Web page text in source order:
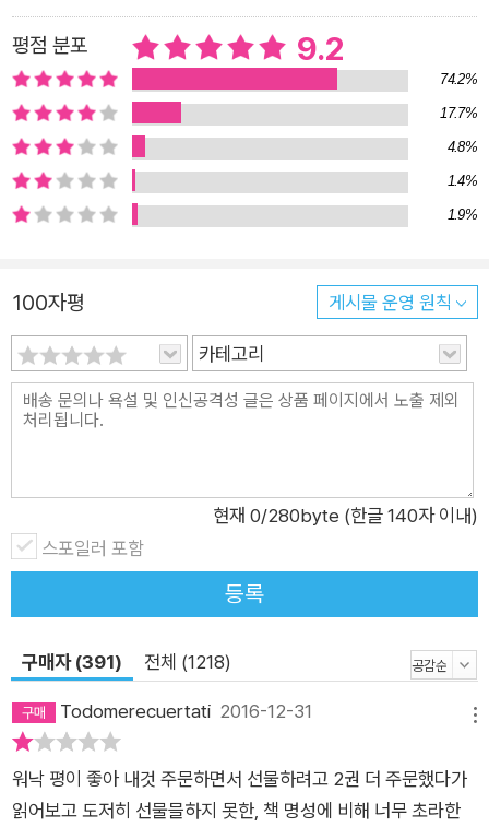
직장인 A. 그에게는 고민이 하나 있는데, 바로 어릴 때부터 성격
이 어두워 사람들과 쉽게 친해지지 못하는 것. 그런 탓에 친구도
얼마 없다. 직장생활은 그럭저럭 잘하고 있다고 생각하지만, 회식
자리나 외부 미팅 등 익숙지 않은 자리에만 가면 이러한 성격이
그대로 드러나는 것이 문제다. 언제까지 다른 사람들과의 관계 때
문에 전전긍긍하며 살아야 할까. 이런 A의 고민에 “성격은 타고
난 것도 아니고, 바꿀 수 없는 것도 아닌, 본인이 원해서 선택한
것이다”라고 답변을 한 괴짜 철학자가 있다. 철학자에 의하면 사
는 말한다. “우리는 어린 시절의 일들을 모두 기억하지 못하고,
단지 열 살 전후로 자신의 생활양식을 결정할 뿐이다. 그 생활양
식이 자유롭지 못하고 어딘가 불편하다고 느껴도 쉽게 바꾸지 못
하는 까닭은 그로 인해 올 변화가 두렵기 때문이다”라고. 그런데
우리는 모두 변화를 원한다. 지금보다 더 자유로운 삶, 지금보다
“내가 이렇게 된 것 다 걔 때문이야”, “좀 더 부자인 집에서 태어
났더라면 이렇게 살고 있지는 않을 텐데”, “요 몇 년간만 참고 견
디면 좋은 날이 올 거야”라는 식으로 과거를 탓하거나 지금 해야
할 일들을 미루지는 않았는지 말이다. 철학자는 말한다. “인간은
변할 수 있고, 누구나 행복해질 수 있다”고. 단 그러기 위해서는
‘용기’가 필요하다. 자유로워질 용기, 평범해질 용기, 행복해질 용
기, 그리고 미움받을 용기. 자유롭고 행복한 삶을 원하는 당신, 지
금 당신에게 필요한 것은 ‘용기’다. 알려지지 않은 심리학의 거장
‘아들러’ 그의 사상이 일상의 언어로 다시 태어나 우리의 고민에
답하다 이렇게 혁신적이고도 파격적인 철학자의 답변은 바로 알
평점 분포 9.2
74.2%
17.7%
4.8%
1.4%
1.9%
100자평 게시물 운영 원칙
카테고리
현재 0/280byte (한글 140자 이내)
스포일러 포함
등록
구매자 (391) 전체 (1218)
Todomerecuertati 2016-12-31
워낙 평이 좋아 내것 주문하면서 선물하려고 2권 더 주문했다가
읽어보고 도저히 선물믈하지 못한, 책 명성에 비해 너무 초라한